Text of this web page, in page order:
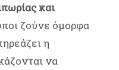
και
ζούνε όμορφα
η
να